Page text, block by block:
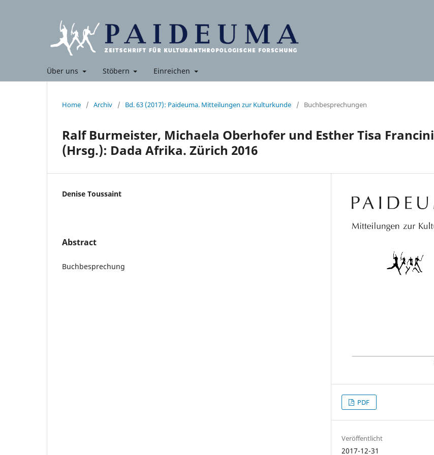
Über uns Stöbern Einreichen
Home / Archiv / Bd. 63 (2017): Paideuma. Mitteilungen zur Kulturkunde / Buchbesprechungen
Ralf Burmeister, Michaela Oberhofer und Esther Tisa Francini
(Hrsg.): Dada Afrika. Zürich 2016
Denise Toussaint
Abstract
Buchbesprechung
PDF
Veröffentlicht
2017-12-31